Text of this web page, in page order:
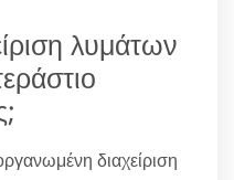
λυμάτων
διαχείριση